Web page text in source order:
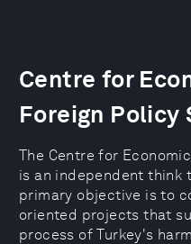
Centre for
Foreign Policy
The Centre for
is an independent think
primary objective is to
oriented projects that
process of Turkey's